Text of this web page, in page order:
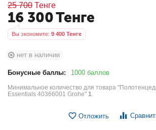
25 700 Тенге
16 300Тенге
Вы экономите: 9 400 Тенге
нет в наличии
Бонусные баллы: 1000 баллов
Минимальное количество для товара
Essentials 40366001 Grohe"1.
Отложить